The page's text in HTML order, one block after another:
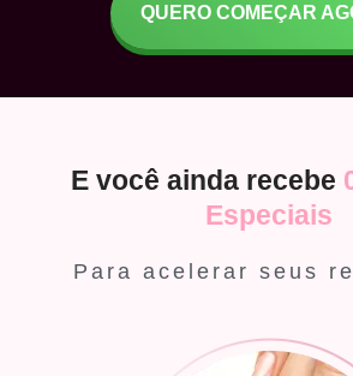
QUERO COMEÇAR
E você ainda recebe
Especiais
Para acelerar seus